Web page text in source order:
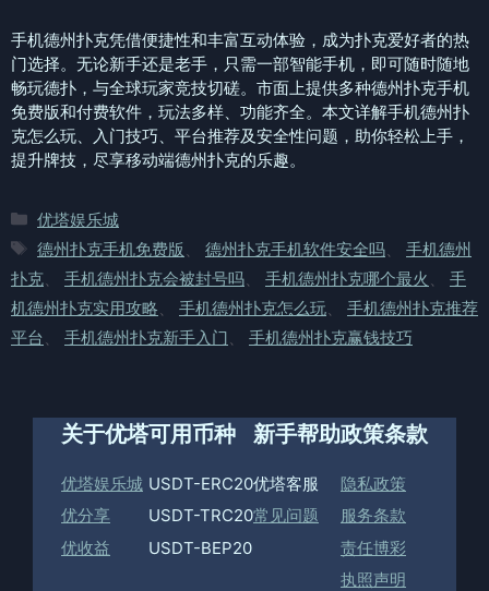
手机德州扑克凭借便捷性和丰富互动体验，成为扑克爱好者的热
门选择。无论新手还是老手，只需一部智能手机，即可随时随地
畅玩德扑，与全球玩家竞技切磋。市面上提供多种德州扑克手机
免费版和付费软件，玩法多样、功能齐全。本文详解手机德州扑
克怎么玩、入门技巧、平台推荐及安全性问题，助你轻松上手，
提升牌技，尽享移动端德州扑克的乐趣。
分
类
优塔娱乐城
标
签
德州扑克手机免费版 德州扑克手机软件安全吗
手机德州
扑克
手机德州扑克会被封号吗 手机德州扑克哪个最火
手
机德州扑克实用攻略
手机德州扑克怎么玩
手机德州扑克推荐
平台
手机德州扑克新手入门 手机德州扑克赢钱技巧
关于优塔
优塔娱乐城
优分享
优收益
可用币种
USDT-ERC20
USDT-TRC20
USDT-BEP20
新手帮助
优塔客服
常见问题
政策条款
隐私政策
服务条款
责任博彩
执照声明